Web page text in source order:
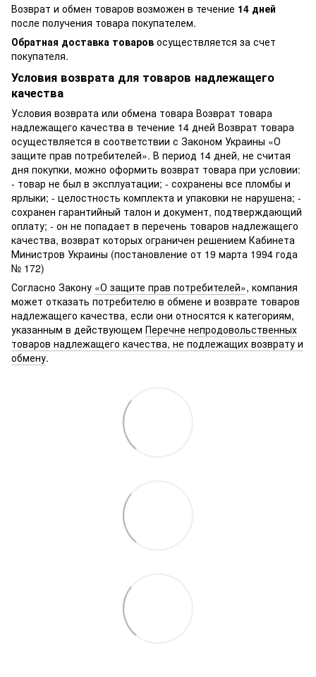
Возврат и обмен товаров возможен в течение 14 дней
после получения товара покупателем.
Обратная доставка товаров осуществляется за счет
покупателя.
Условия возврата для товаров надлежащего
качества
Условия возврата или обмена товара Возврат товара
надлежащего качества в течение 14 дней Возврат товара
осуществляется в соответствии с Законом Украины «О
защите прав потребителей». В период 14 дней, не считая
дня покупки, можно оформить возврат товара при условии:
- товар не был в эксплуатации; - сохранены все пломбы и
ярлыки; - целостность комплекта и упаковки не нарушена; -
сохранен гарантийный талон и документ, подтверждающий
оплату; - он не попадает в перечень товаров надлежащего
качества, возврат которых ограничен решением Кабинета
Министров Украины (постановление от 19 марта 1994 года
№ 172)
Согласно Закону «О защите прав потребителей», компания
может отказать потребителю в обмене и возврате товаров
надлежащего качества, если они относятся к категориям,
указанным в действующем Перечне непродовольственных
товаров надлежащего качества, не подлежащих возврату и
обмену.